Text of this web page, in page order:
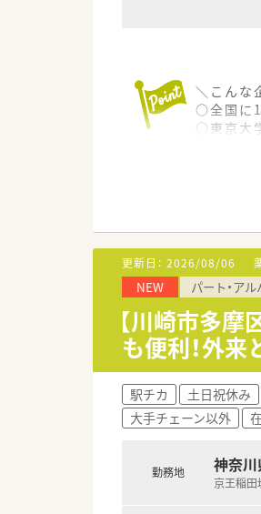
＼こんな
○全国に
○東京大
○全店「
○インタ
今後も病
M&Aに
○どの店
更新日： 2026/08/06
NEW パート・ア
【川崎市多
も便利！外
駅チカ 土日祝休み
大手チェーン以外
勤務地 神奈
京王稲田